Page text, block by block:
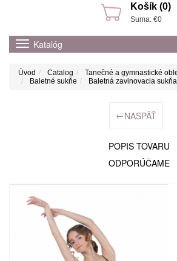
Košík (0)
Suma: €0
Katalóg
Úvod Catalog
Tanečné a gymnastické
Baletné sukňe
Baletná zavinovacia
←NASPÄŤ
POPIS TOVARU
ODPORÚČAME